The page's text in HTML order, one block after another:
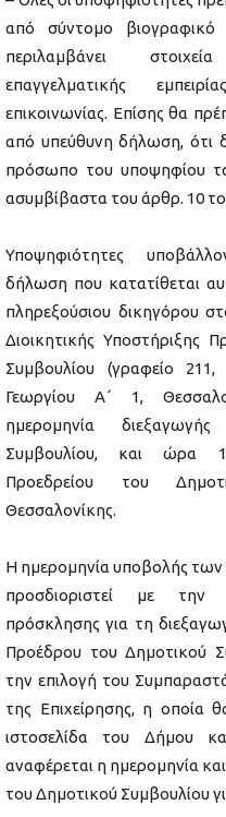
από σύντομο
περιλαμβάνει
επαγγελματικής
επικοινωνίας. Επίσης θα
από υπεύθυνη δήλωση, ότι
πρόσωπο του υποψηφίου
ασυμβίβαστα του άρθρ. 10
Υποψηφιότητες
δήλωση που κατατίθεται
πληρεξούσιου δικηγόρου
Διοικητικής Υποστήριξης
Συμβουλίου (γραφείο
Γεωργίου Α΄ 1,
ημερομηνία
Συμβουλίου, και ώρα
Προεδρείου του
Θεσσαλονίκης.
Η ημερομηνία υποβολής
προσδιοριστεί με την
πρόσκλησης για τη
Προέδρου του Δημοτικού
την επιλογή του
της Επιχείρησης, η οποία
ιστοσελίδα του Δήμου
αναφέρεται η ημερομηνία
του Δημοτικού Συμβουλίου